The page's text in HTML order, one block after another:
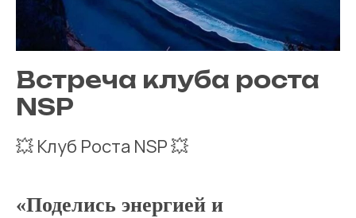
Встреча клуба роста
NSP
💥 Клуб Роста NSP 💥
«Поделись энергией и